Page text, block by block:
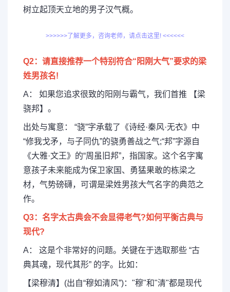
树立起顶天立地的男子汉气概。
>>>>>>了解更多，咨询老师，请点击这里! <<<<<<
Q2：请直接推荐一个特别符合“阳刚大气”要求的梁
姓男孩名!
A： 如果您追求很致的阳刚与霸气，我们首推 【梁
骁邦】。
出处与寓意： “骁”字承载了《诗经·秦风·无衣》中
“修我戈矛，与子同仇”的骁勇善战之气;“邦”字源自
《大雅·文王》的“周虽旧邦”，指国家。这个名字寓
意孩子未来能成为保卫家国、勇猛果敢的栋梁之
材，气势磅礴，可谓是梁姓男孩大气名字的典范之
作。
Q3：名字太古典会不会显得老气?如何平衡古典与
现代?
A： 这是个非常好的问题。关键在于选取那些 “古
典其魂，现代其形” 的字。比如：
【梁穆清】(出自“穆如清风”)："穆"和"清"都是现代